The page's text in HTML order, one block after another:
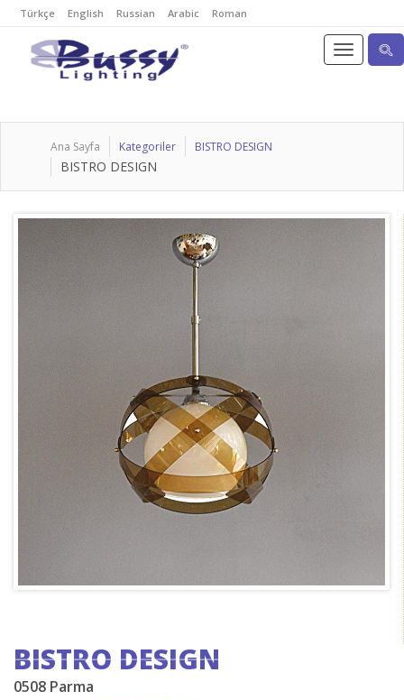
Türkçe English Russian Arabic Roman
Ana Sayfa Kategoriler BISTRO DESIGN
BISTRO DESIGN
BISTRO DESIGN
0508 Parma